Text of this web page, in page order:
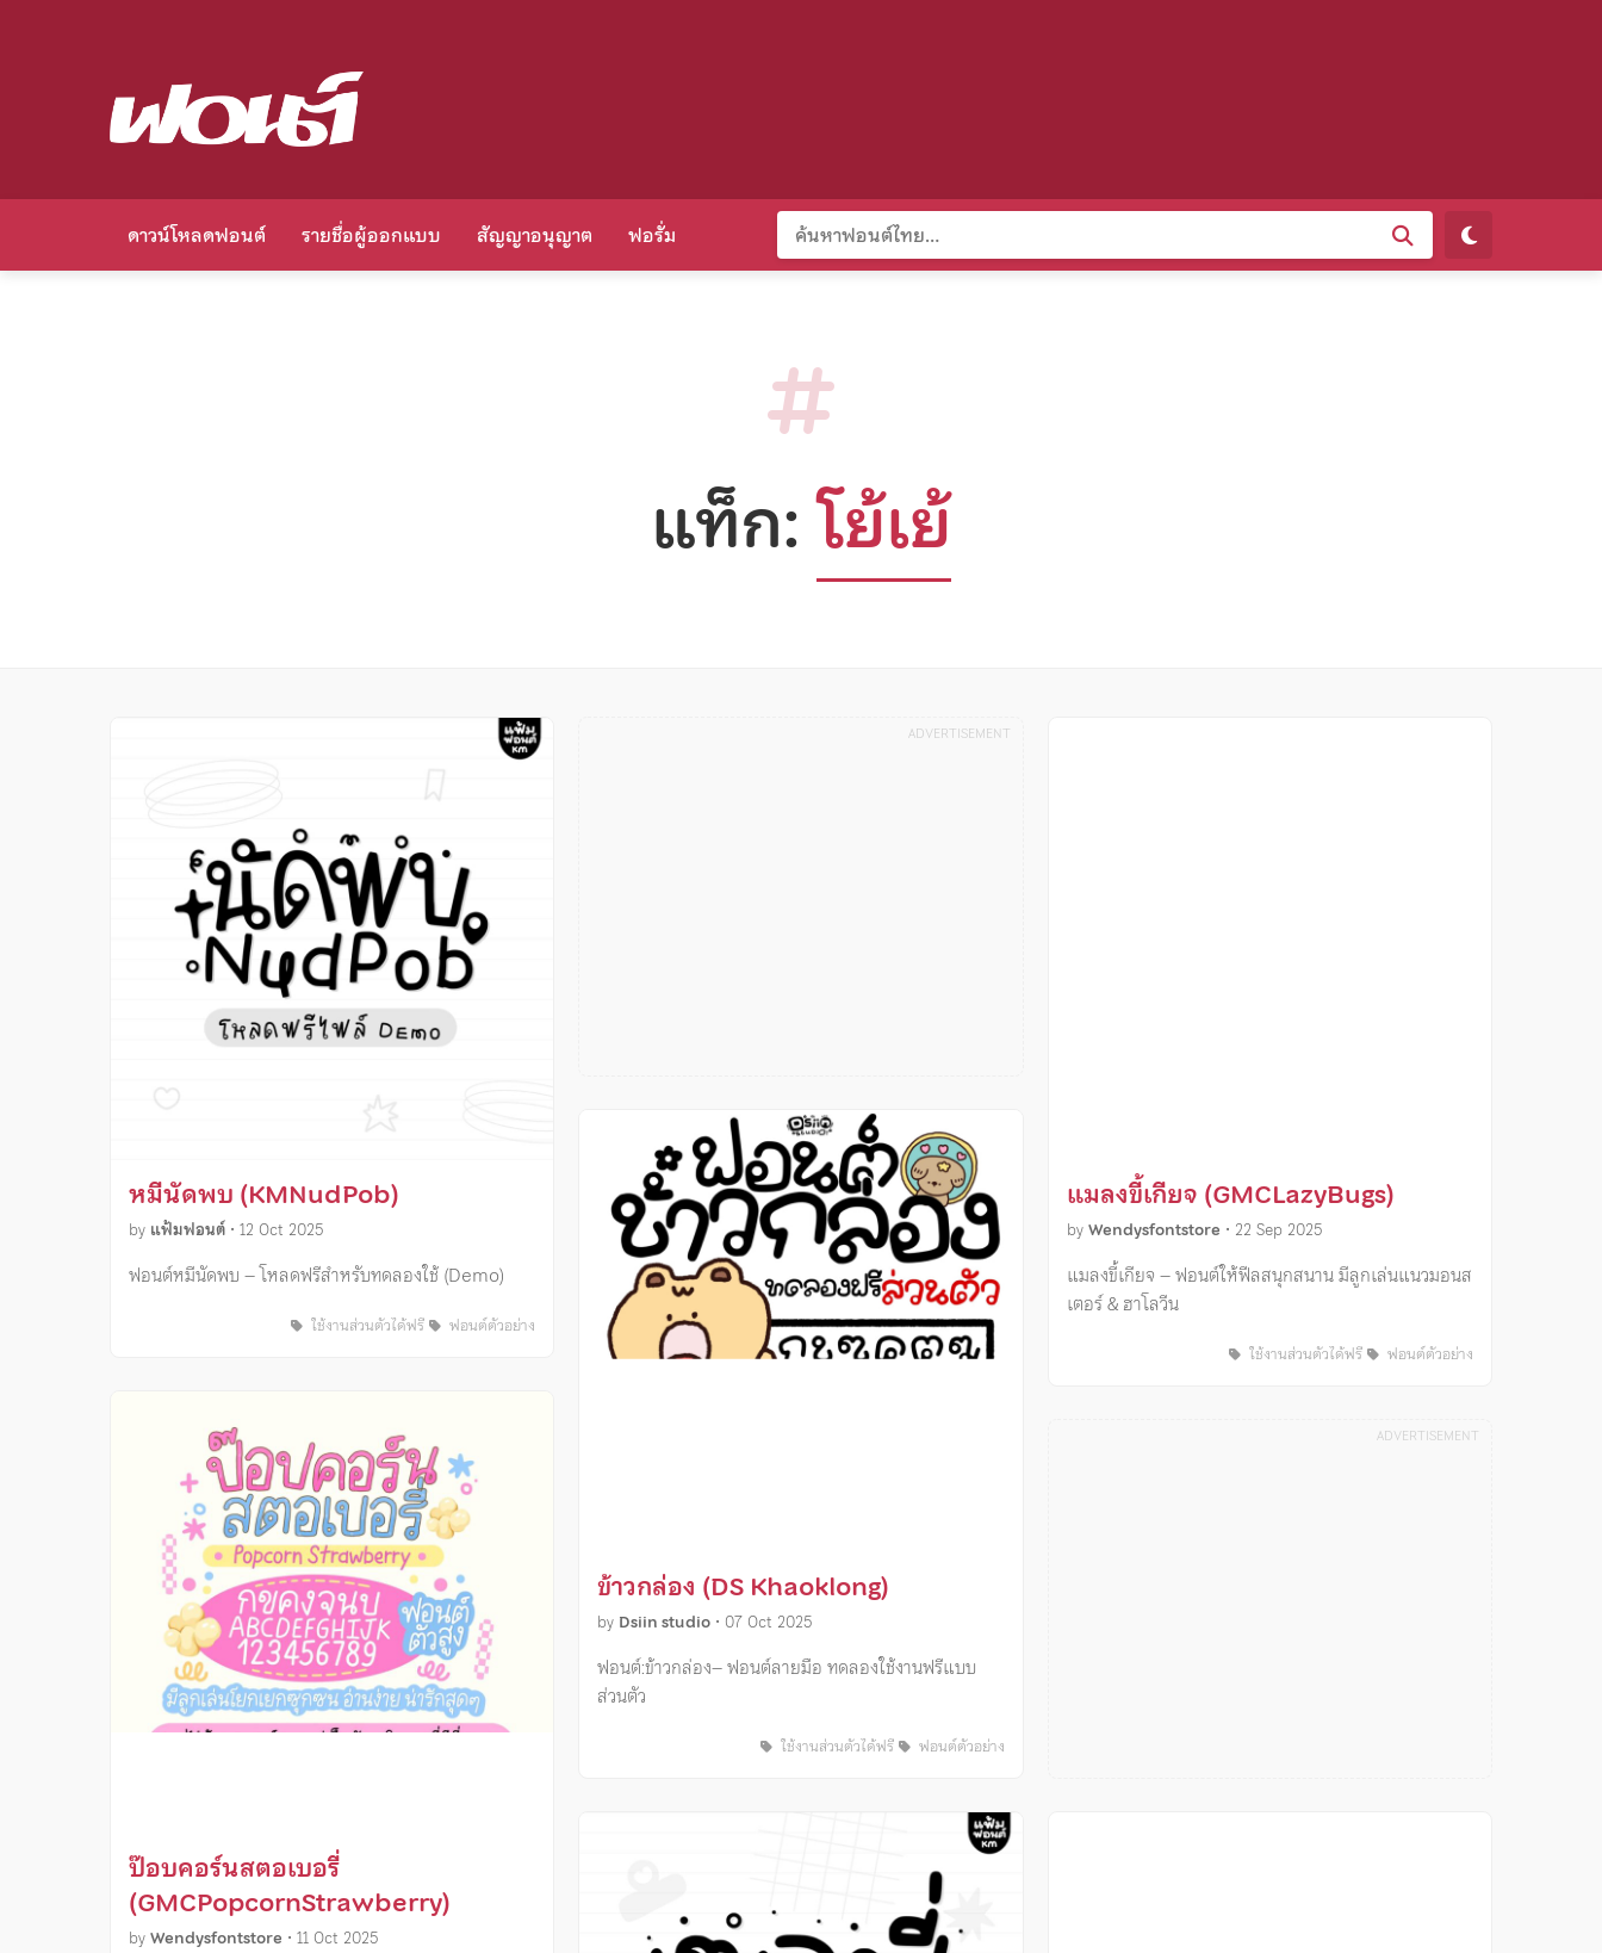
ดาวน์โหลดฟอนต์ รายชื่อผู้ออกแบบ สัญญาอนุญาต ฟอรั่ม
แท็ก:โย้เย้
หมีนัดพบ (KMNudPob)
by แฟ้มฟอนต์ • 12 Oct 2025
ฟอนต์หมีนัดพบ – โหลดฟรีสำหรับทดลองใช้ (Demo)
ใช้งานส่วนตัวได้ฟรี ฟอนต์ตัวอย่าง
ป๊อบคอร์นสตอเบอรี่
(GMCPopcornStrawberry)
byWendysfontstore • 11 Oct 2025
ข้าวกล่อง (DS Khaoklong)
by Dsiin studio • 07 Oct 2025
ฟอนต์:ข้าวกล่อง– ฟอนต์ลายมือ ทดลองใช้งานฟรีแบบ
ส่วนตัว
ใช้งานส่วนตัวได้ฟรี ฟอนต์ตัวอย่าง
แมลงขี้เกียจ (GMCLazyBugs)
byWendysfontstore • 22 Sep 2025
แมลงขี้เกียจ – ฟอนต์ให้ฟีลสนุกสนาน มีลูกเล่นแนวมอนส
เตอร์ & ฮาโลวีน
ใช้งานส่วนตัวได้ฟรี ฟอนต์ตัวอย่าง